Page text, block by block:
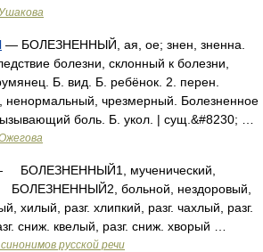
— БОЛЕЗНЕННЫЙ, ая, ое; знен, зненна.
болезни, склонный к болезни,
Б. вид. Б. ребёнок. 2. перен.
ненормальный, чрезмерный. Болезненное
боль. Б. укол. | сущ.&#8230; …
БОЛЕЗНЕННЫЙ1, мученический,
БОЛЕЗНЕННЫЙ2, больной, нездоровый,
хилый, разг. хлипкий, разг. чахлый, разг.
сниж. квелый, разг. сниж. хворый …
русской речи